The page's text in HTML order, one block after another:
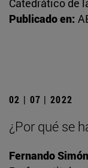
Catedrático de
Publicado en:
02 | 07 | 2022
¿Por qué se
Fernando Simón